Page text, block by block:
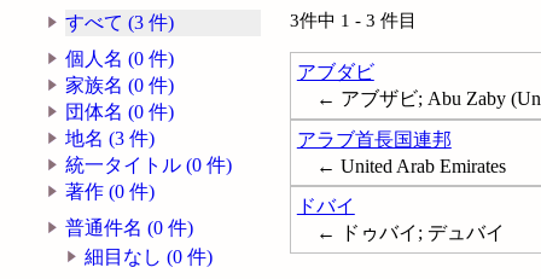
すべて (3 件)
個人名 (0 件)
家族名 (0 件)
団体名 (0 件)
地名 (3 件)
統一タイトル (0 件)
著作 (0 件)
普通件名 (0 件)
細目なし (0 件)
3件中 1 - 3 件目
アブダビ
← アブザビ; Abu Zaby
アラブ首長国連邦
← United Arab Emirates
ドバイ
← ドゥバイ; デュバイ